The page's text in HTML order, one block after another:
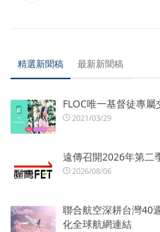
精選新聞稿 最新新聞稿
FLOC唯一基督徒專
2021/03/29
遠傳召開2026年第二
2026/08/06
聯合航空深耕台灣40
化全球航網連結